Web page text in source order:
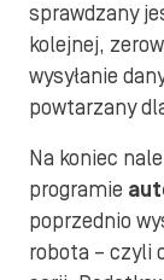
sprawdzany
kolejnej,
wysyłanie
powtarzany
Na koniec
programie
poprzednio
robota – czyli